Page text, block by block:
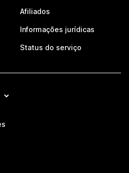
Afiliados
Informações jurídicas
Status do serviço